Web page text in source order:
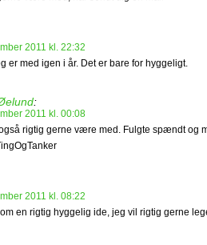
2011 kl. 22:32
er med igen i år. Det er bare for hyggeligt.
:
2011 kl. 00:08
rigtig gerne være med. Fulgte spændt og
2011 kl. 08:22
en rigtig hyggelig ide, jeg vil rigtig gerne